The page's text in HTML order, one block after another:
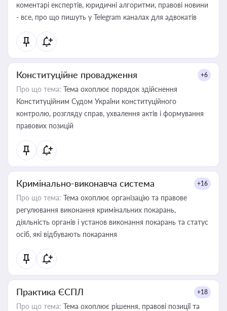
коментарі експертів, юридичні алгоритми, правові новини
- все, про що пишуть у Telegram каналах для адвокатів
Конституційне провадження +6
Про що тема: Тема охоплює порядок здійснення
Конституційним Судом України конституційного
контролю, розгляду справ, ухвалення актів і формування
правових позицій
Кримінально-виконавча система +16
Про що тема: Тема охоплює організацію та правове
регулювання виконання кримінальних покарань,
діяльність органів і установ виконання покарань та статус
осіб, які відбувають покарання
Практика ЄСПЛ +18
Про що тема: Тема охоплює рішення, правові позиції та